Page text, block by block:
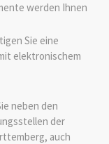
werden Ihnen
Sie eine
elektronischem
neben den
der
auch